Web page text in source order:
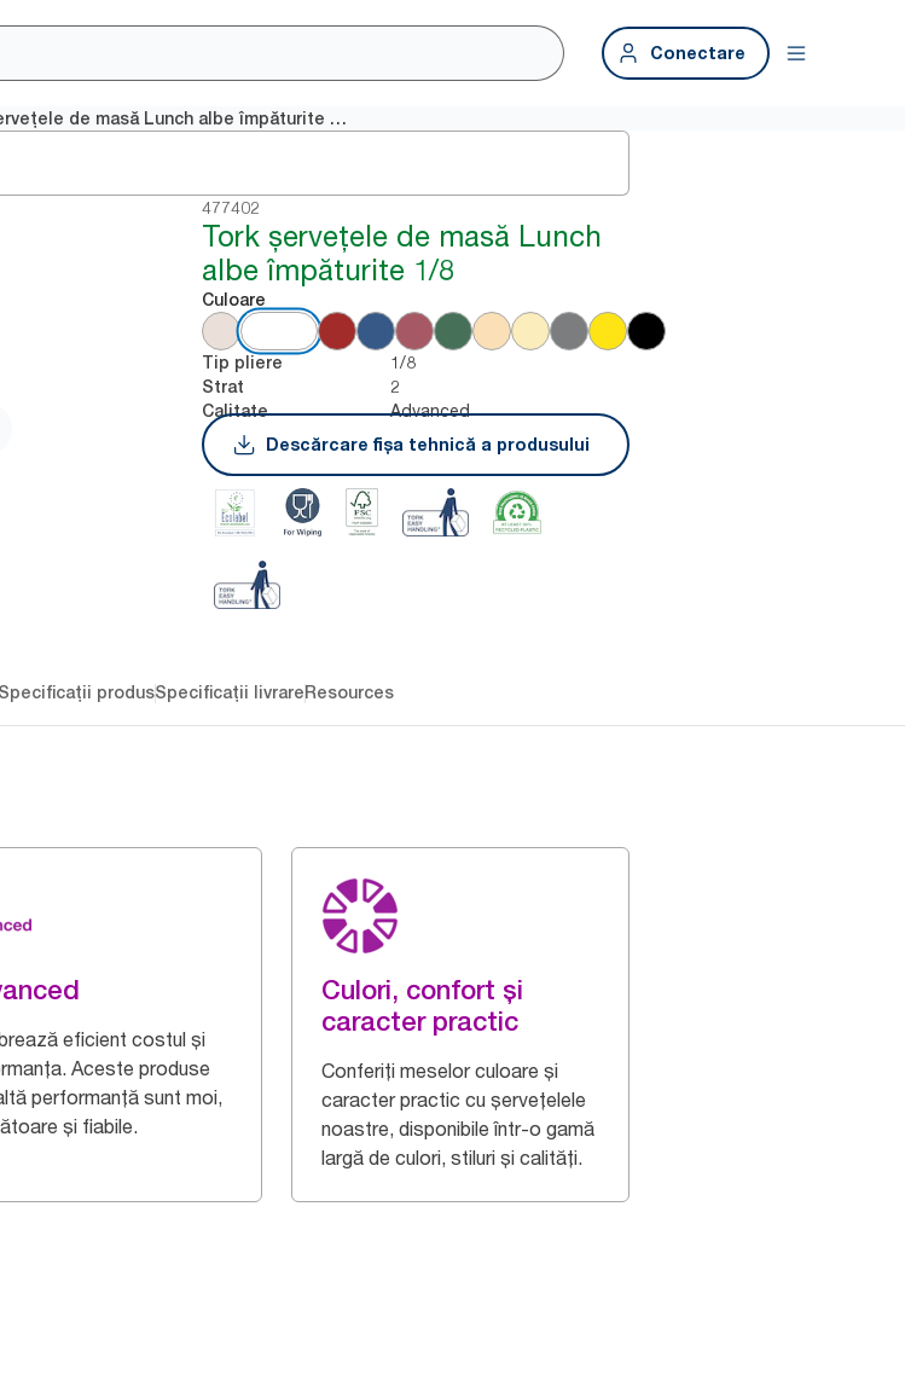
Conectare
Tork șervețele de masă Lunch albe împăturite 1/8
477402
Tork șervețele de masă Lunch
albe împăturite 1/8
Culoare
Tip pliere 1/8
Strat 2
Calitate
Advanced
Descărcare fișa tehnică a produsului
Specificații produsSpecificații livrareResources
eficient costul și
Aceste produse
performanță sunt moi,
și fiabile.
Culori, confort și
caracter practic
Conferiți meselor culoare și
caracter practic cu șervețelele
noastre, disponibile într-o gamă
largă de culori, stiluri și calități.